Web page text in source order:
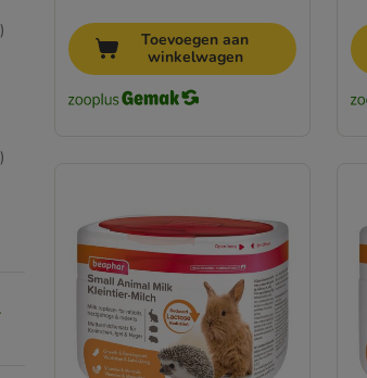
)
)
Toevoegen aan
winkelwagen